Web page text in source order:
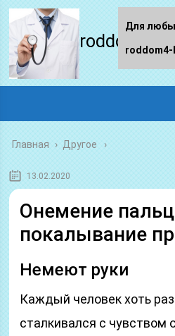
roddom4-
Главная › Другое
13.02.2020
Онемение
покалывание
Немеют руки
Каждый человек хоть
сталкивался с чувством
Для
roddom4-